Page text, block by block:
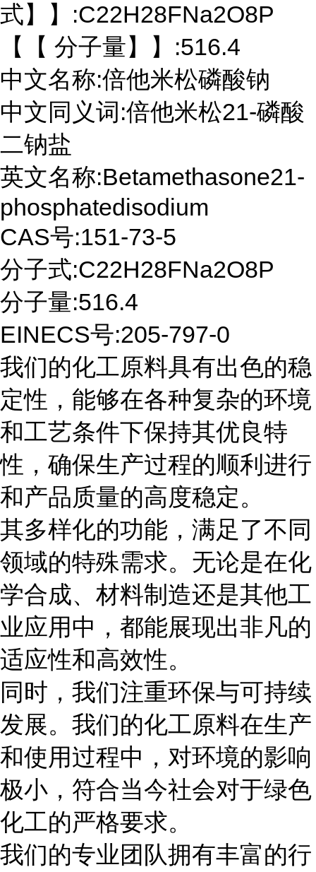
式】】:C22H28FNa2O8P
【【 分子量】】:516.4
中文名称:倍他米松磷酸钠
中文同义词:倍他米松21-磷酸
二钠盐
英文名称:Betamethasone21-
phosphatedisodium
CAS号:151-73-5
分子式:C22H28FNa2O8P
分子量:516.4
EINECS号:205-797-0
我们的化工原料具有出色的稳
定性，能够在各种复杂的环境
和工艺条件下保持其优良特
性，确保生产过程的顺利进行
和产品质量的高度稳定。
其多样化的功能，满足了不同
领域的特殊需求。无论是在化
学合成、材料制造还是其他工
业应用中，都能展现出非凡的
适应性和高效性。
同时，我们注重环保与可持续
发展。我们的化工原料在生产
和使用过程中，对环境的影响
极小，符合当今社会对于绿色
化工的严格要求。
我们的专业团队拥有丰富的行